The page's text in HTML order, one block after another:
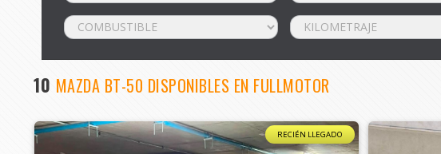
10 MAZDA BT-50 DISPONIBLES EN FULLMOTOR
RECIÉN LLEGADO